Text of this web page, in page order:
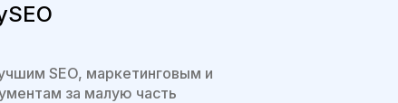
SEO, маркетинговым и
за малую часть